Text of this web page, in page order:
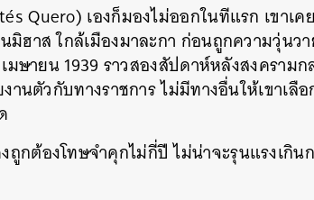
Quero) เองก็มองไม่ออกในทีแรก เขาเ
ฮาส ใกล้เมืองมาละกา ก่อนถูกความวุ่นว
ษายน 1939 ราวสองสัปดาห์หลังสงครามก
นตัวกับทางราชการ ไม่มีทางอื่นให้เขาเลื
ถูกต้องโทษจำคุกไม่กี่ปี ไม่น่าจะรุนแรงเกิ